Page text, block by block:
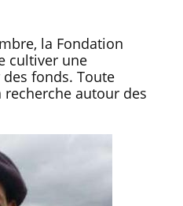
la Fondation
cultiver une
fonds. Toute
autour des